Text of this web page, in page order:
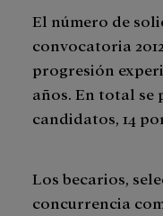
El número de
convocatoria
progresión
años. En total se
candidatos, 14
Los becarios,
concurrencia